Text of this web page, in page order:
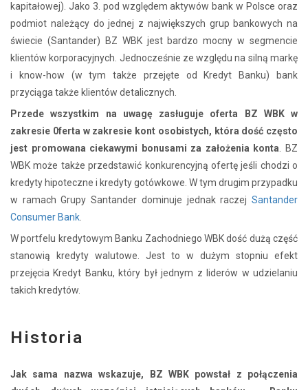
kapitałowej). Jako 3. pod względem aktywów bank w Polsce oraz
podmiot należący do jednej z największych grup bankowych na
świecie (Santander) BZ WBK jest bardzo mocny w segmencie
klientów korporacyjnych. Jednocześnie ze względu na silną markę
i know-how (w tym także przejęte od Kredyt Banku) bank
przyciąga także klientów detalicznych.
Przede wszystkim na uwagę zasługuje oferta BZ WBK w
zakresie 0ferta w zakresie kont osobistych, która dość często
jest promowana ciekawymi bonusami za założenia konta . BZ
WBK może także przedstawić konkurencyjną ofertę jeśli chodzi o
kredyty hipoteczne i kredyty gotówkowe. W tym drugim przypadku
w ramach Grupy Santander dominuje jednak raczej Santander
Consumer Bank
W portfelu kredytowym Banku Zachodniego WBK dość dużą część
stanowią kredyty walutowe. Jest to w dużym stopniu efekt
przejęcia Kredyt Banku, który był jednym z liderów w udzielaniu
takich kredytów.
Historia
Jak sama nazwa wskazuje, BZ WBK powstał z połączenia